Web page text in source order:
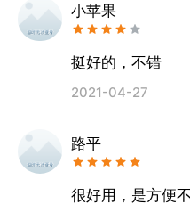
小苹果
挺好的，不错
2021-04-27
路平
很好用，是方便